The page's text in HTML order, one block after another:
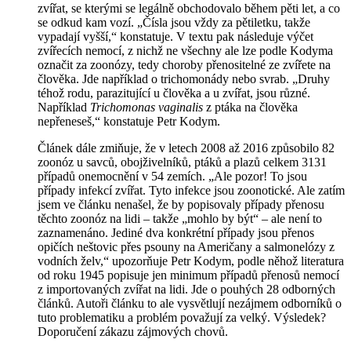
zvířat, se kterými se legálně obchodovalo během pěti let, a co
se odkud kam vozí. „Čísla jsou vždy za pětiletku, takže
vypadají vyšší,“ konstatuje. V textu pak následuje výčet
zvířecích nemocí, z nichž ne všechny ale lze podle Kodyma
označit za zoonózy, tedy choroby přenositelné ze zvířete na
člověka. Jde například o trichomonády nebo svrab. „Druhy
téhož rodu, parazitující u člověka a u zvířat, jsou různé.
Například Trichomonas vaginalis z ptáka na člověka
nepřeneseš,“ konstatuje Petr Kodym.
Článek dále zmiňuje, že v letech 2008 až 2016 způsobilo 82
zoonóz u savců, obojživelníků, ptáků a plazů celkem 3131
případů onemocnění v 54 zemích. „Ale pozor! To jsou
případy infekcí zvířat. Tyto infekce jsou zoonotické. Ale zatím
jsem ve článku nenašel, že by popisovaly případy přenosu
těchto zoonóz na lidi – takže „mohlo by být“ – ale není to
zaznamenáno. Jediné dva konkrétní případy jsou přenos
opičích neštovic přes psouny na Američany a salmonelózy z
vodních želv,“ upozorňuje Petr Kodym, podle něhož literatura
od roku 1945 popisuje jen minimum případů přenosů nemocí
z importovaných zvířat na lidi. Jde o pouhých 28 odborných
článků. Autoři článku to ale vysvětlují nezájmem odborníků o
tuto problematiku a problém považují za velký. Výsledek?
Doporučení zákazu zájmových chovů.